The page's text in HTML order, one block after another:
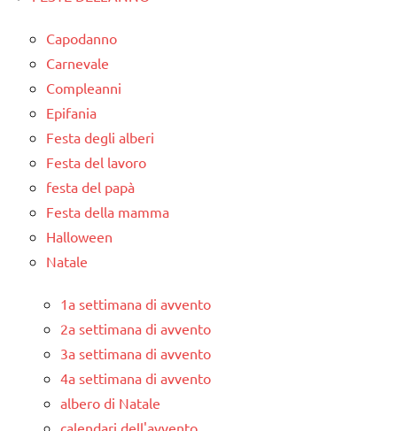
Capodanno
Carnevale
Compleanni
Epifania
Festa degli alberi
Festa del lavoro
festa del papà
Festa della mamma
Halloween
Natale
1a settimana di avvento
2a settimana di avvento
3a settimana di avvento
4a settimana di avvento
albero di Natale
calendari dell'avvento